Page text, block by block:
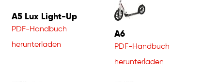
A5 Lux Light-Up
PDF-Handbuch
herunterladen
A6
PDF-Handbuch
herunterladen